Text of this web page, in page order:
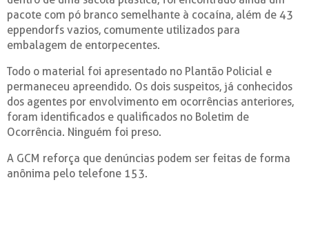
pacote com pó branco semelhante à cocaína, além de 43
eppendorfs vazios, comumente utilizados para
embalagem de entorpecentes.
Todo o material foi apresentado no Plantão Policial e
permaneceu apreendido. Os dois suspeitos, já conhecidos
dos agentes por envolvimento em ocorrências anteriores,
foram identificados e qualificados no Boletim de
Ocorrência. Ninguém foi preso.
A GCM reforça que denúncias podem ser feitas de forma
anônima pelo telefone 153.